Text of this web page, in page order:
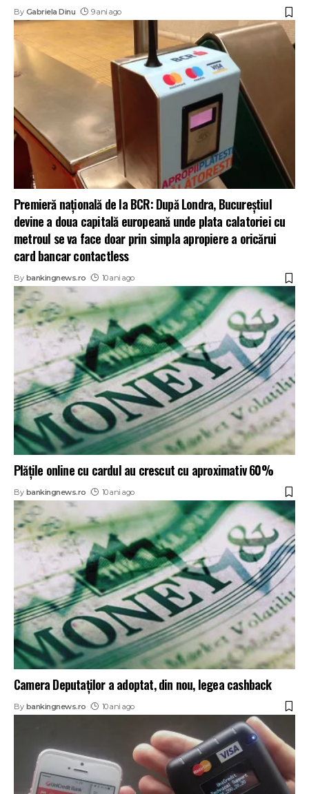
By Gabriela Dinu 9 ani ago
Premieră națională de la BCR: După Londra, Bucureștiul
devine a doua capitală europeană unde plata calatoriei cu
metroul se va face doar prin simpla apropiere a oricărui
card bancar contactless
By bankingnews.ro 10 ani ago
Plățile online cu cardul au crescut cu aproximativ 60%
By bankingnews.ro 10 ani ago
Camera Deputaţilor a adoptat, din nou, legea cashback
By bankingnews.ro 10 ani ago